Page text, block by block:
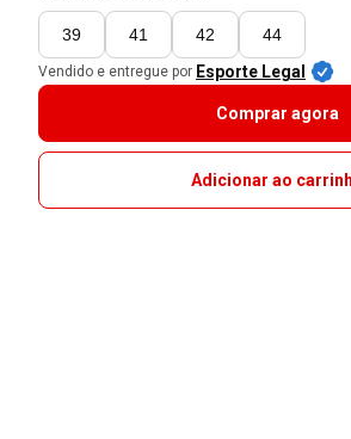
39 41 42 44
Vendido e entregue por Esporte Legal
Comprar agora
Adicionar ao